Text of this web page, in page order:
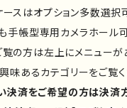
ースはオプション多数選択
手帳型専用カメラホール
覧の方は左上にメニューが
味あるカテゴリーをご覧
決済をご希望の方は決済